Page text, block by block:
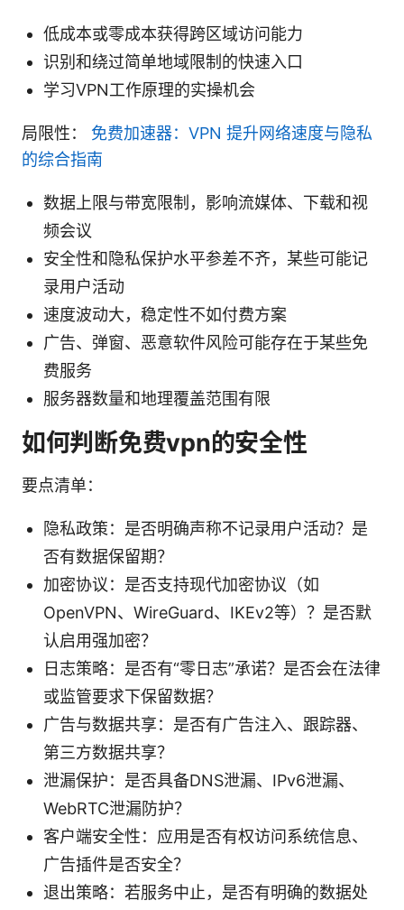
低成本或零成本获得跨区域访问能力
识别和绕过简单地域限制的快速入口
学习VPN工作原理的实操机会
局限性： 免费加速器：VPN 提升网络速度与隐私
的综合指南
数据上限与带宽限制，影响流媒体、下载和视
频会议
安全性和隐私保护水平参差不齐，某些可能记
录用户活动
速度波动大，稳定性不如付费方案
广告、弹窗、恶意软件风险可能存在于某些免
费服务
服务器数量和地理覆盖范围有限
如何判断免费vpn的安全性
要点清单：
隐私政策：是否明确声称不记录用户活动？是
否有数据保留期？
加密协议：是否支持现代加密协议（如
OpenVPN、WireGuard、IKEv2等）？是否默
认启用强加密？
日志策略：是否有“零日志”承诺？是否会在法律
或监管要求下保留数据？
广告与数据共享：是否有广告注入、跟踪器、
第三方数据共享？
泄漏保护：是否具备DNS泄漏、IPv6泄漏、
WebRTC泄漏防护？
客户端安全性：应用是否有权访问系统信息、
广告插件是否安全？
退出策略：若服务中止，是否有明确的数据处